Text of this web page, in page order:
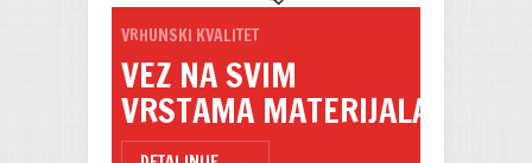
VRHUNSKI KVALITET
VEZ NA SVIM
VRSTAMA MATERIJALA